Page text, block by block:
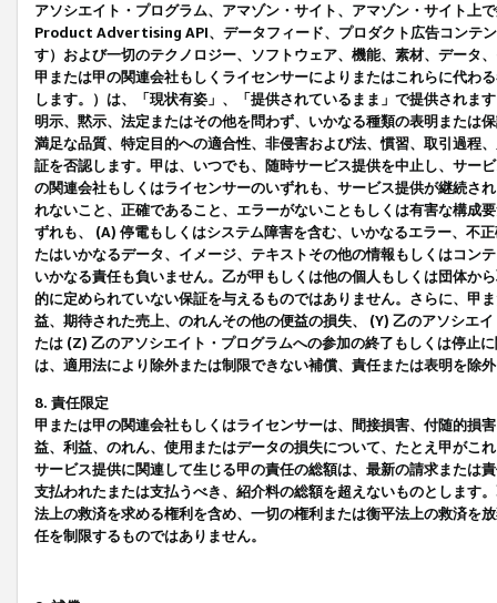
アソシエイト・プログラム、アマゾン・サイト、アマゾン・サイト上
Product Advertising API、データフィード、プロダクト広告コンテ
す）および一切のテクノロジー、ソフトウェア、機能、素材、データ
甲または甲の関連会社もしくライセンサーによりまたはこれらに代わ
します。）は、「現状有姿」、「提供されているまま」で提供されま
明示、黙示、法定またはその他を問わず、いかなる種類の表明または
満足な品質、特定目的への適合性、非侵害および法、慣習、取引過程
証を否認します。甲は、いつでも、随時サービス提供を中止し、サー
の関連会社もしくはライセンサーのいずれも、サービス提供が継続さ
れないこと、正確であること、エラーがないこともしくは有害な構成
ずれも、 (A) 停電もしくはシステム障害を含む、いかなるエラー、不
たはいかなるデータ、イメージ、テキストその他の情報もしくはコン
いかなる責任も負いません。乙が甲もしくは他の個人もしくは団体か
的に定められていない保証を与えるものではありません。さらに、甲
益、期待された売上、のれんその他の便益の損失、 (Y) 乙のアソシエ
たは (Z) 乙のアソシエイト・プログラムへの参加の終了もしくは停止
は、適用法により除外または制限できない補償、責任または表明を除
8. 責任限定
甲または甲の関連会社もしくはライセンサーは、間接損害、付随的損
益、利益、のれん、使用またはデータの損失について、たとえ甲がこ
サービス提供に関連して生じる甲の責任の総額は、最新の請求または
支払われたまたは支払うべき、紹介料の総額を超えないものとします
法上の救済を求める権利を含め、一切の権利または衡平法上の救済を
任を制限するものではありません。